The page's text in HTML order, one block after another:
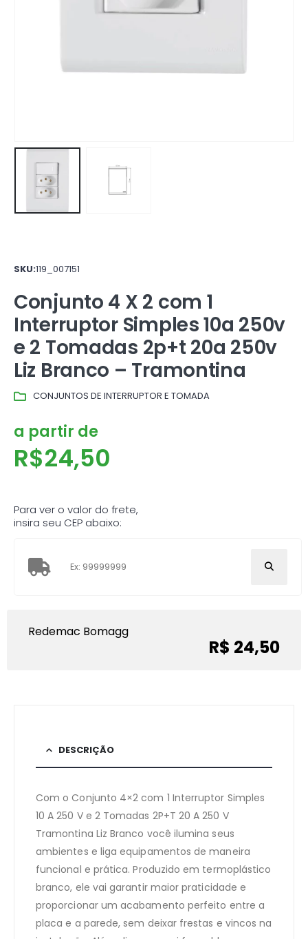
SKU:119_007151
Conjunto 4 X 2 com 1
Interruptor Simples 10a 250v
e 2 Tomadas 2p+t 20a 250v
Liz Branco – Tramontina
CONJUNTOS DE INTERRUPTOR E TOMADA
a partir de
R$24,50
Para ver o valor do frete,
insira seu CEP abaixo:
Redemac Bomagg
R$ 24,50
DESCRIÇÃO
Com o Conjunto 4×2 com 1 Interruptor Simples
10 A 250 V e 2 Tomadas 2P+T 20 A 250 V
Tramontina Liz Branco você ilumina seus
ambientes e liga equipamentos de maneira
funcional e prática. Produzido em termoplástico
branco, ele vai garantir maior praticidade e
proporcionar um acabamento perfeito entre a
placa e a parede, sem deixar frestas e vincos na